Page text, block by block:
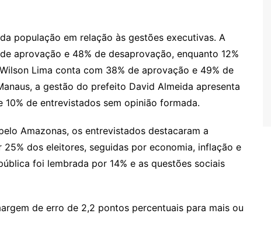
população em relação às gestões executivas. A
aprovação e 48% de desaprovação, enquanto 12%
Lima conta com 38% de aprovação e 49% de
a gestão do prefeito David Almeida apresenta
de entrevistados sem opinião formada.
Amazonas, os entrevistados destacaram a
dos eleitores, seguidas por economia, inflação e
foi lembrada por 14% e as questões sociais
de erro de 2,2 pontos percentuais para mais ou